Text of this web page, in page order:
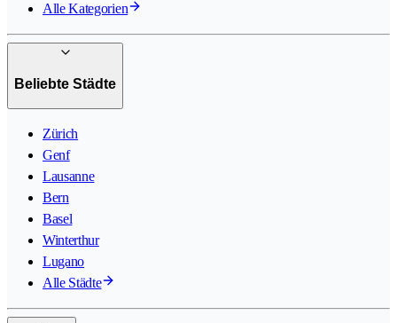
Alle Kategorien
Beliebte Städte
Zürich
Genf
Lausanne
Bern
Basel
Winterthur
Lugano
Alle Städte